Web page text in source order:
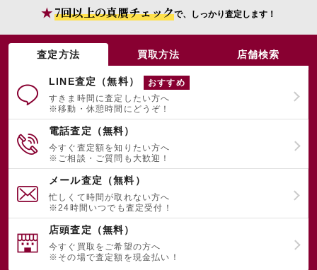
7回以上の真贋チェックで、しっかり査定します！
査定方法 買取方法 店舗検索
LINE査定（無料）
おすすめ
すきま時間に査定したい方へ
※移動・休憩時間にどうぞ！
電話査定（無料）
今すぐ査定額を知りたい方へ
※ご相談・ご質問も大歓迎！
メール査定（無料）
忙しくて時間が取れない方へ
※24時間いつでも査定受付！
店頭査定（無料）
今すぐ買取をご希望の方へ
※その場で査定額を現金払い！